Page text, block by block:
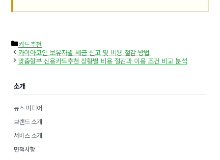
카
테
고
리
카드추천
카이아코인 보유자별 세금 신고 및 비용 절감 방법
맞춤할부 신용카드추천 상황별 비용 절감과 이용 조건 비교 분석
소개
뉴스 미디어
브랜드 소개
서비스 소개
면책사항